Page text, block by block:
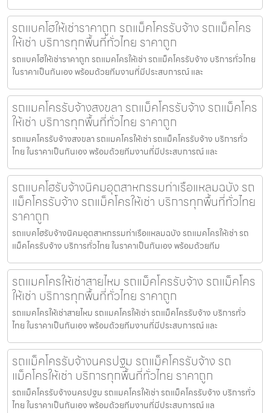
รถแบคโฮให้เช่าราคาถูก รถแม็คโครรับจ้าง รถแม็คโคร
ให้เช่า บริการทุกพื้นที่ทั่วไทย ราคาถูก
รถแบคโฮให้เช่าราคาถูก รถแมคโครให้เช่า รถแม็คโครรับจ้าง บริการทั่วไทย
ในราคาเป็นกันเอง พร้อมด้วยทีมงานที่มีประสบการณ์ และ
รถแมคโครรับจ้างสงขลา รถแม็คโครรับจ้าง รถแม็คโคร
ให้เช่า บริการทุกพื้นที่ทั่วไทย ราคาถูก
รถแมคโครรับจ้างสงขลา รถแมคโครให้เช่า รถแม็คโครรับจ้าง บริการทั่ว
ไทย ในราคาเป็นกันเอง พร้อมด้วยทีมงานที่มีประสบการณ์ และ
รถแบคโฮรับจ้างนิคมอุตสาหกรรมท่าเรือแหลมฉบัง รถ
แม็คโครรับจ้าง รถแม็คโครให้เช่า บริการทุกพื้นที่ทั่วไทย
ราคาถูก
รถแบคโฮรับจ้างนิคมอุตสาหกรรมท่าเรือแหลมฉบัง รถแมคโครให้เช่า รถ
แม็คโครรับจ้าง บริการทั่วไทย ในราคาเป็นกันเอง พร้อมด้วยทีม
รถแมคโครให้เช่าสายไหม รถแม็คโครรับจ้าง รถแม็คโคร
ให้เช่า บริการทุกพื้นที่ทั่วไทย ราคาถูก
รถแมคโครให้เช่าสายไหม รถแมคโครให้เช่า รถแม็คโครรับจ้าง บริการทั่ว
ไทย ในราคาเป็นกันเอง พร้อมด้วยทีมงานที่มีประสบการณ์ และ
รถแม็คโครรับจ้างนครปฐม รถแม็คโครรับจ้าง รถ
แม็คโครให้เช่า บริการทุกพื้นที่ทั่วไทย ราคาถูก
รถแม็คโครรับจ้างนครปฐม รถแมคโครให้เช่า รถแม็คโครรับจ้าง บริการทั่ว
ไทย ในราคาเป็นกันเอง พร้อมด้วยทีมงานที่มีประสบการณ์ แล